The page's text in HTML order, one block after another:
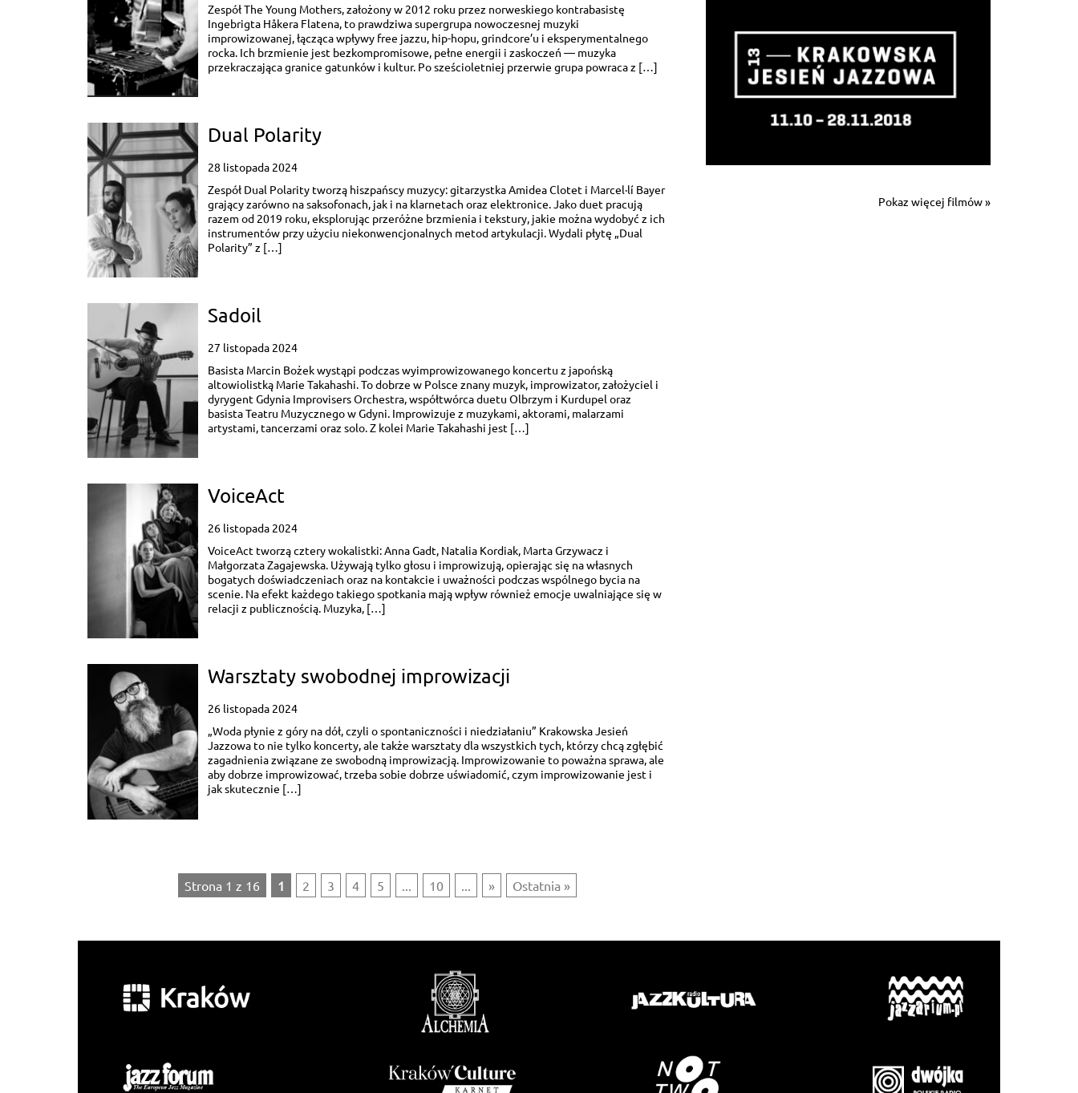
Zespół The Young Mothers, założony w 2012 roku przez norweskiego kontrabasistę
Ingebrigta Håkera Flatena, to prawdziwa supergrupa nowoczesnej muzyki
improwizowanej, łącząca wpływy free jazzu, hip-hopu, grindcore’u i eksperymentalnego
rocka. Ich brzmienie jest bezkompromisowe, pełne energii i zaskoczeń — muzyka
przekraczająca granice gatunków i kultur. Po sześcioletniej przerwie grupa powraca z […]
Dual Polarity
28 listopada 2024
Zespół Dual Polarity tworzą hiszpańscy muzycy: gitarzystka Amidea Clotet i Marcel·lí Bayer
grający zarówno na saksofonach, jak i na klarnetach oraz elektronice. Jako duet pracują
razem od 2019 roku, eksplorując przeróżne brzmienia i tekstury, jakie można wydobyć z ich
instrumentów przy użyciu niekonwencjonalnych metod artykulacji. Wydali płytę „Dual
Polarity” z […]
Sadoil
27 listopada 2024
Basista Marcin Bożek wystąpi podczas wyimprowizowanego koncertu z japońską
altowiolistką Marie Takahashi. To dobrze w Polsce znany muzyk, improwizator, założyciel i
dyrygent Gdynia Improvisers Orchestra, współtwórca duetu Olbrzym i Kurdupel oraz
basista Teatru Muzycznego w Gdyni. Improwizuje z muzykami, aktorami, malarzami
artystami, tancerzami oraz solo. Z kolei Marie Takahashi jest […]
VoiceAct
26 listopada 2024
VoiceAct tworzą cztery wokalistki: Anna Gadt, Natalia Kordiak, Marta Grzywacz i
Małgorzata Zagajewska. Używają tylko głosu i improwizują, opierając się na własnych
bogatych doświadczeniach oraz na kontakcie i uważności podczas wspólnego bycia na
scenie. Na efekt każdego takiego spotkania mają wpływ również emocje uwalniające się w
relacji z publicznością. Muzyka, […]
Warsztaty swobodnej improwizacji
26 listopada 2024
„Woda płynie z góry na dół, czyli o spontaniczności i niedziałaniu” Krakowska Jesień
Jazzowa to nie tylko koncerty, ale także warsztaty dla wszystkich tych, którzy chcą zgłębić
zagadnienia związane ze swobodną improwizacją. Improwizowanie to poważna sprawa, ale
aby dobrze improwizować, trzeba sobie dobrze uświadomić, czym improwizowanie jest i
jak skutecznie […]
Strona 1 z 16 1 2 3 4 5 10 » Ostatnia »
Pokaz więcej filmów »